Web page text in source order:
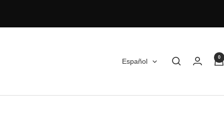
Idioma
Español 0